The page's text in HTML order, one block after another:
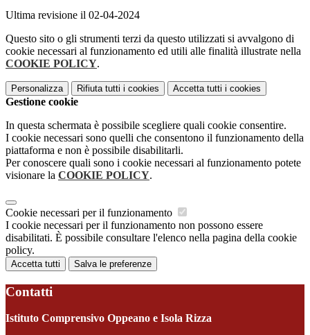
Ultima revisione il 02-04-2024
Questo sito o gli strumenti terzi da questo utilizzati si avvalgono di
cookie necessari al funzionamento ed utili alle finalità illustrate nella
COOKIE POLICY.
Personalizza Rifiuta tutti i cookies Accetta tutti i cookies
Gestione cookie
In questa schermata è possibile scegliere quali cookie consentire.
I cookie necessari sono quelli che consentono il funzionamento della
piattaforma e non è possibile disabilitarli.
Per conoscere quali sono i cookie necessari al funzionamento potete
visionare la COOKIE POLICY.
Cookie necessari per il funzionamento
I cookie necessari per il funzionamento non possono essere
disabilitati. È possibile consultare l'elenco nella pagina della cookie
policy.
Accetta tutti Salva le preferenze
Contatti
Istituto Comprensivo Oppeano e Isola Rizza